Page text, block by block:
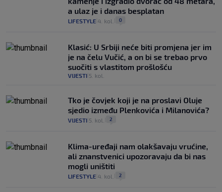
a ulaz je i danas besplatan
LIFESTYLE 4. kol. 0
Klasić: U Srbiji neće biti promjena jer im
je na čelu Vučić, a on bi se trebao prvo
suočiti s vlastitom prošlošću
VIJESTI 5. kol.
Tko je čovjek koji je na proslavi Oluje
sjedio između Plenkovića i Milanovića?
VIJESTI 5. kol. 2
Klima-uređaji nam olakšavaju vrućine,
ali znanstvenici upozoravaju da bi nas
mogli uništiti
LIFESTYLE 4. kol. 2